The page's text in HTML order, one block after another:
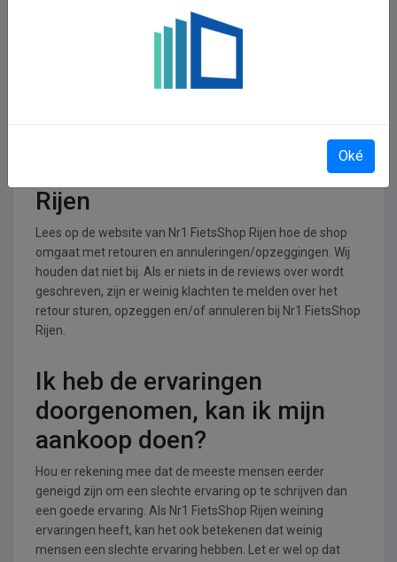
In welke branches is Nr1
FietsShop Rijen operationeel
annuleren bij Nr1 FietsShop
Rijen
Lees op de website van Nr1 FietsShop Rijen hoe de shop
omgaat met retouren en annuleringen/opzeggingen. Wij
houden dat niet bij. Als er niets in de reviews over wordt
geschreven, zijn er weinig klachten te melden over het
retour sturen, opzeggen en/of annuleren bij Nr1 FietsShop
Rijen.
Ik heb de ervaringen
doorgenomen, kan ik mijn
aankoop doen?
Hou er rekening mee dat de meeste mensen eerder
geneigd zijn om een slechte ervaring op te schrijven dan
een goede ervaring. Als Nr1 FietsShop Rijen weining
ervaringen heeft, kan het ook betekenen dat weinig
mensen een slechte ervaring hebben. Let er wel op dat
Oké